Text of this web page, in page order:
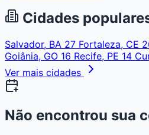
Cidades
Salvador, BA 27 Fortaleza, CE
Goiânia, GO 16 Recife, PE 14
Ver mais cidades
Não encontrou sua